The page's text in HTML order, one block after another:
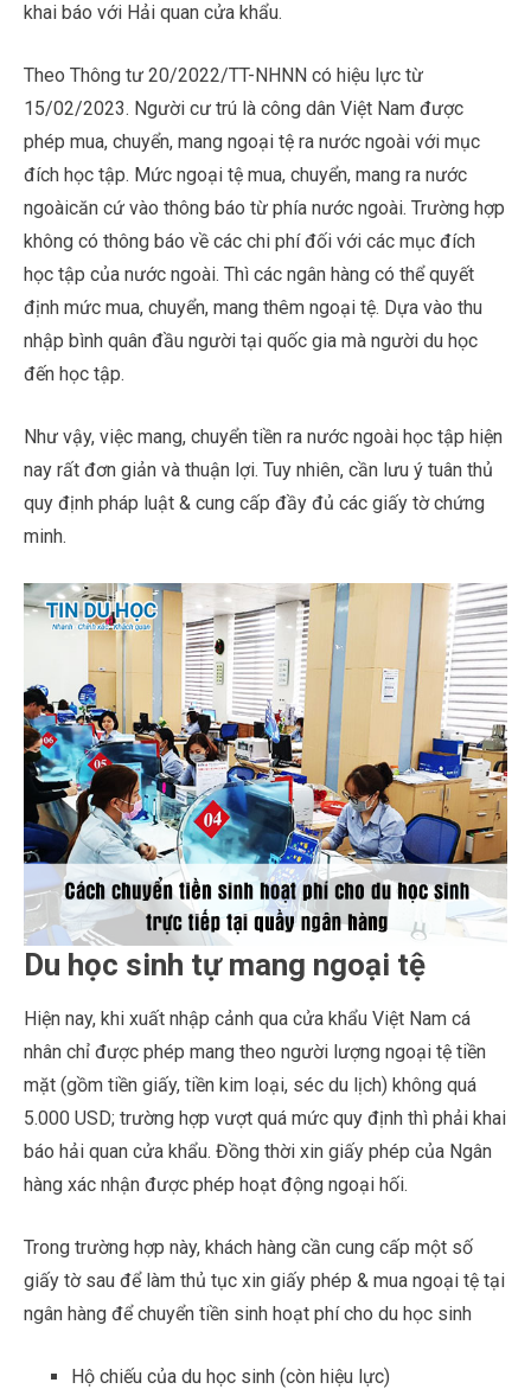
khai báo với Hải quan cửa khẩu.
Theo Thông tư 20/2022/TT-NHNN có hiệu lực từ
15/02/2023. Người cư trú là công dân Việt Nam được
phép mua, chuyển, mang ngoại tệ ra nước ngoài với mục
đích học tập. Mức ngoại tệ mua, chuyển, mang ra nước
ngoàicăn cứ vào thông báo từ phía nước ngoài. Trường hợp
không có thông báo về các chi phí đối với các mục đích
học tập của nước ngoài. Thì các ngân hàng có thể quyết
định mức mua, chuyển, mang thêm ngoại tệ. Dựa vào thu
nhập bình quân đầu người tại quốc gia mà người du học
đến học tập.
Như vậy, việc mang, chuyển tiền ra nước ngoài học tập hiện
nay rất đơn giản và thuận lợi. Tuy nhiên, cần lưu ý tuân thủ
quy định pháp luật & cung cấp đầy đủ các giấy tờ chứng
minh.
Du học sinh tự mang ngoại tệ
Hiện nay, khi xuất nhập cảnh qua cửa khẩu Việt Nam cá
nhân chỉ được phép mang theo người lượng ngoại tệ tiền
mặt (gồm tiền giấy, tiền kim loại, séc du lịch) không quá
5.000 USD; trường hợp vượt quá mức quy định thì phải khai
báo hải quan cửa khẩu. Đồng thời xin giấy phép của Ngân
hàng xác nhận được phép hoạt động ngoại hối.
Trong trường hợp này, khách hàng cần cung cấp một số
giấy tờ sau để làm thủ tục xin giấy phép & mua ngoại tệ tại
ngân hàng để chuyển tiền sinh hoạt phí cho du học sinh
Hộ chiếu của du học sinh (còn hiệu lực)